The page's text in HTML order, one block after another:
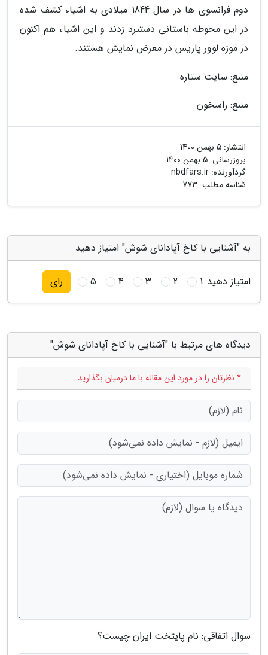
دوم فرانسوی ها در سال 1844 میلادی به اشیاء کشف شده
در این محوطه باستانی دستبرد زدند و این اشیاء هم اکنون
در موزه لوور پاریس در معرض نمایش هستند.
منبع: سایت ستاره
منبع: راسخون
انتشار: 5 بهمن 1400
بروزرسانی: 5 بهمن 1400
گردآورنده: nbdfars.ir
شناسه مطلب: 773
به "آشنایی با کاخ آپادانای شوش" امتیاز دهید
امتیاز دهید:1
2
3
4
5 رای
دیدگاه های مرتبط با "آشنایی با کاخ آپادانای شوش"
* نظرتان را در مورد این مقاله با ما درمیان بگذارید
سوال اتفاقی: نام پایتخت ایران چیست؟